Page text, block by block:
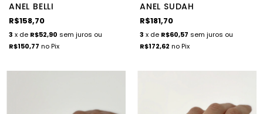
ANEL BELLI
R$158,70
3 x de R$52,90 sem juros ou
R$150,77 no Pix
ANEL SUDAH
R$181,70
3 x de R$60,57 sem juros ou
R$172,62 no Pix